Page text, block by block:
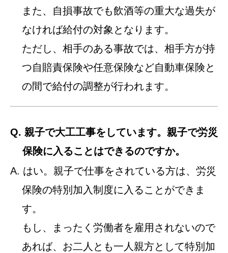
また、自損事故でも飲酒等の重大な過失が
なければ給付の対象となります。
ただし、相手のある事故では、相手方が持
つ自賠責保険や任意保険など自動車保険と
の間で給付の調整が行われます。
Q. 親子で大工工事をしています。親子で労災
保険に入ることはできるのですか。
A. はい。親子で仕事をされている方は、労災
保険の特別加入制度に入ることができま
す。
もし、まったく労働者を雇用されないので
あれば、お二人とも一人親方として特別加